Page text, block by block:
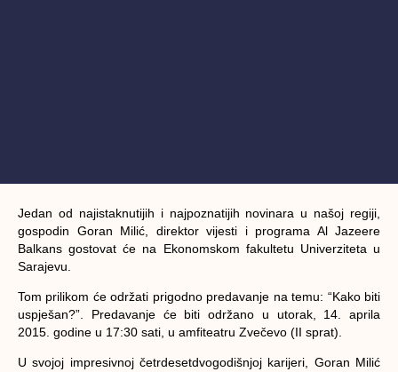
Jedan od najistaknutijih i najpoznatijih novinara u našoj regiji,
gospodin Goran Milić, direktor vijesti i programa Al Jazeere
Balkans gostovat će na Ekonomskom fakultetu Univerziteta u
Sarajevu.
Tom prilikom će održati prigodno predavanje na temu: “Kako biti
uspješan?”. Predavanje će biti održano u utorak, 14. aprila
2015. godine u 17:30 sati, u amfiteatru Zvečevo (II sprat).
U svojoj impresivnoj četrdesetdvogodišnjoj karijeri, Goran Milić